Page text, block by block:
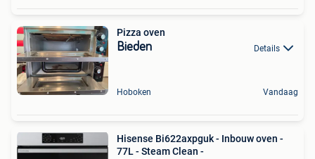
Pizza oven
Bieden Details
Hoboken Vandaag
Hisense Bi622axpguk - Inbouw oven -
77L - Steam Clean -